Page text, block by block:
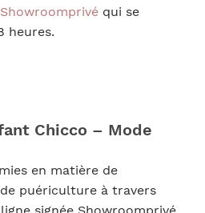
Showroomprivéqui se
heures.
Chicco – Mode
en matière de
puériculture à travers